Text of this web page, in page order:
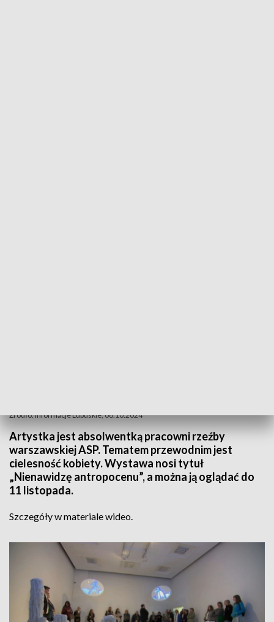
Źródło: Informacje Lubuskie, 06.10.2024
Artystka jest absolwentką pracowni rzeźby
warszawskiej ASP. Tematem przewodnim jest
cielesność kobiety. Wystawa nosi tytuł
„Nienawidzę antropocenu”, a można ją oglądać do
11 listopada.
Szczegóły w materiale wideo.